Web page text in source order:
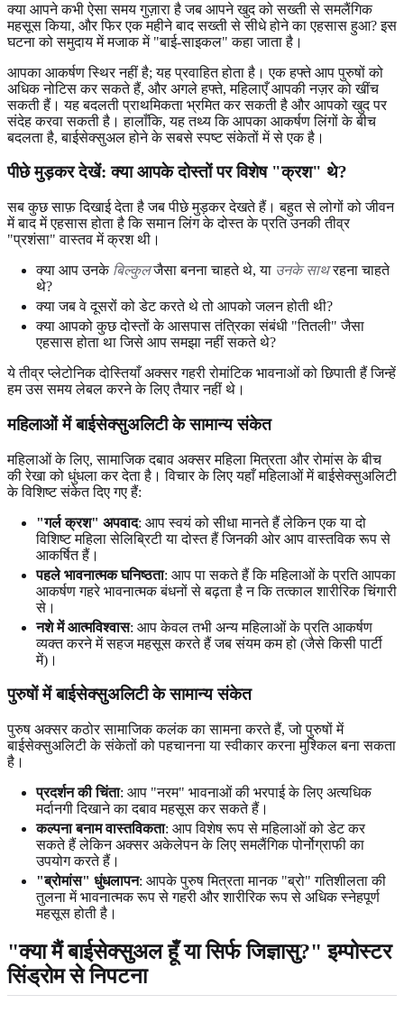
क्या आपने कभी ऐसा समय गुज़ारा है जब आपने खुद को सख्ती से समलैंगिक
महसूस किया, और फिर एक महीने बाद सख्ती से सीधे होने का एहसास हुआ? इस
घटना को समुदाय में मजाक में "बाई-साइकल" कहा जाता है।
आपका आकर्षण स्थिर नहीं है; यह प्रवाहित होता है। एक हफ्ते आप पुरुषों को
अधिक नोटिस कर सकते हैं, और अगले हफ्ते, महिलाएँ आपकी नज़र को खींच
सकती हैं। यह बदलती प्राथमिकता भ्रमित कर सकती है और आपको खुद पर
संदेह करवा सकती है। हालाँकि, यह तथ्य कि आपका आकर्षण लिंगों के बीच
बदलता है, बाईसेक्सुअल होने के सबसे स्पष्ट संकेतों में से एक है।
पीछे मुड़कर देखें: क्या आपके दोस्तों पर विशेष "क्रश" थे?
सब कुछ साफ़ दिखाई देता है जब पीछे मुड़कर देखते हैं। बहुत से लोगों को जीवन
में बाद में एहसास होता है कि समान लिंग के दोस्त के प्रति उनकी तीव्र
"प्रशंसा" वास्तव में क्रश थी।
क्या आप उनके बिल्कुलजैसा बनना चाहते थे, या उनके साथरहना चाहते
थे?
क्या जब वे दूसरों को डेट करते थे तो आपको जलन होती थी?
क्या आपको कुछ दोस्तों के आसपास तंत्रिका संबंधी "तितली" जैसा
एहसास होता था जिसे आप समझा नहीं सकते थे?
ये तीव्र प्लेटोनिक दोस्तियाँ अक्सर गहरी रोमांटिक भावनाओं को छिपाती हैं जिन्हें
हम उस समय लेबल करने के लिए तैयार नहीं थे।
महिलाओं में बाईसेक्सुअलिटी के सामान्य संकेत
महिलाओं के लिए, सामाजिक दबाव अक्सर महिला मित्रता और रोमांस के बीच
की रेखा को धुंधला कर देता है। विचार के लिए यहाँ महिलाओं में बाईसेक्सुअलिटी
के विशिष्ट संकेत दिए गए हैं:
"गर्ल क्रश" अपवाद: आप स्वयं को सीधा मानते हैं लेकिन एक या दो
विशिष्ट महिला सेलिब्रिटी या दोस्त हैं जिनकी ओर आप वास्तविक रूप से
आकर्षित हैं।
पहले भावनात्मक घनिष्ठता: आप पा सकते हैं कि महिलाओं के प्रति आपका
आकर्षण गहरे भावनात्मक बंधनों से बढ़ता है न कि तत्काल शारीरिक चिंगारी
से।
नशे में आत्मविश्वास: आप केवल तभी अन्य महिलाओं के प्रति आकर्षण
व्यक्त करने में सहज महसूस करते हैं जब संयम कम हो (जैसे किसी पार्टी
में)।
पुरुषों में बाईसेक्सुअलिटी के सामान्य संकेत
पुरुष अक्सर कठोर सामाजिक कलंक का सामना करते हैं, जो पुरुषों में
बाईसेक्सुअलिटी के संकेतों को पहचानना या स्वीकार करना मुश्किल बना सकता
है।
प्रदर्शन की चिंता: आप "नरम" भावनाओं की भरपाई के लिए अत्यधिक
मर्दानगी दिखाने का दबाव महसूस कर सकते हैं।
कल्पना बनाम वास्तविकता: आप विशेष रूप से महिलाओं को डेट कर
सकते हैं लेकिन अक्सर अकेलेपन के लिए समलैंगिक पोर्नोग्राफी का
उपयोग करते हैं।
"ब्रोमांस" धुंधलापन: आपके पुरुष मित्रता मानक "ब्रो" गतिशीलता की
तुलना में भावनात्मक रूप से गहरी और शारीरिक रूप से अधिक स्नेहपूर्ण
महसूस होती है।
"क्या मैं बाईसेक्सुअल हूँ या सिर्फ जिज्ञासु?" इम्पोस्टर
सिंड्रोम से निपटना